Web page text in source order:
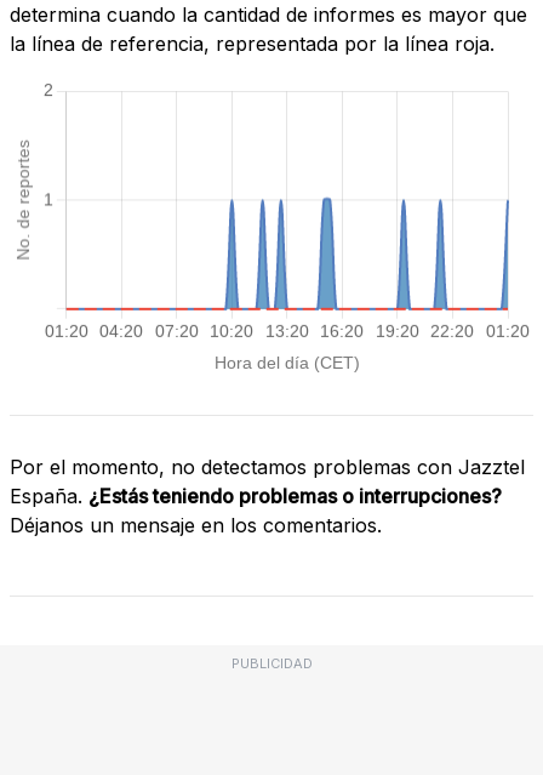
determina cuando la cantidad de informes es mayor que
la línea de referencia, representada por la línea roja.
Por el momento, no detectamos problemas con Jazztel
España. ¿Estás teniendo problemas o interrupciones?
Déjanos un mensaje en los comentarios.
PUBLICIDAD